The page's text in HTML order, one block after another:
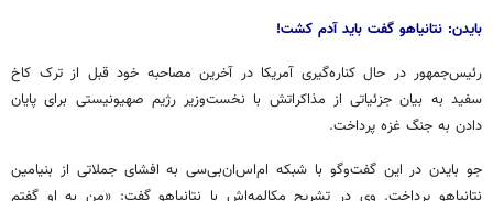
بایدن: نتانیاهو گفت باید آدم کشت!
رئیس‌جمهور در حال کناره‌گیری آمریکا در آخرین مصاحبه خود قبل از ترک کاخ
سفید به بیان جزئیاتی از مذاکراتش با نخست‌وزیر رژیم صهیونیستی برای پایان
دادن به جنگ غزه پرداخت.
جو بایدن در این گفت‌وگو با شبکه ام‌اس‌ان‌بی‌سی به افشای جملاتی از بنیامین